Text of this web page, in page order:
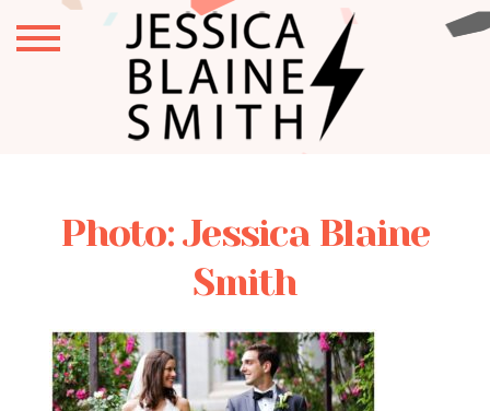
Photo: Jessica Blaine
Smith